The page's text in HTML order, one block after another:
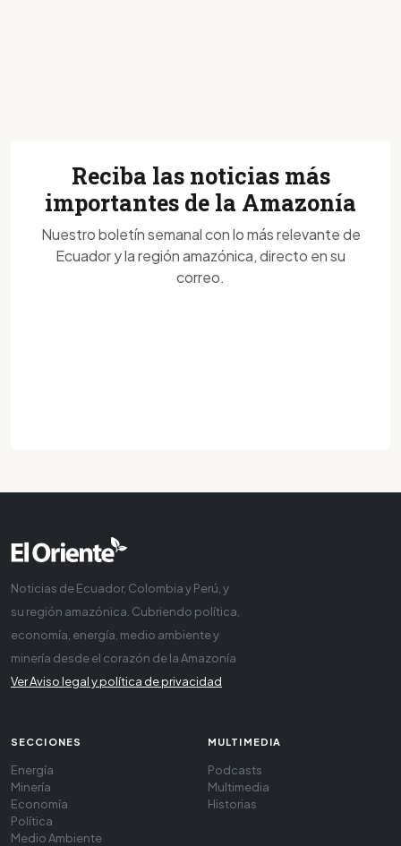
Reciba las noticias más
importantes de la Amazonía
Nuestro boletín semanal con lo más relevante de
Ecuador y la región amazónica, directo en su
correo.
Noticias de Ecuador, Colombia y Perú, y
su región amazónica. Cubriendo política,
economía, energía, medio ambiente y
minería desde el corazón de la Amazonía
Ver Aviso legal y política de privacidad
SECCIONES
Energía
Minería
Economía
Política
Medio Ambiente
MULTIMEDIA
Podcasts
Multimedia
Historias